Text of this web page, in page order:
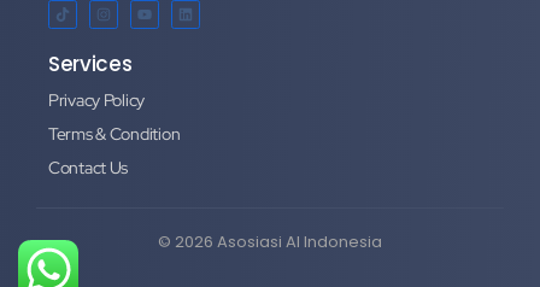
Services
Privacy Policy
Terms & Condition
Contact Us
© 2026 Asosiasi AI Indonesia